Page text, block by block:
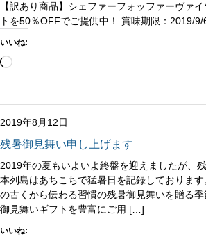
【訳あり商品】シェファーフォッファーヴァ
トを50％OFFでご提供中！ 賞味期限：2019/9/
いいね:
読
み
中…
2019年8月12日
残暑御見舞い申し上げます
2019年の夏もいよいよ終盤を迎えましたが、
本列島はあちこちで猛暑日を記録しておりま
の古くから伝わる習慣の残暑御見舞いを贈る
御見舞いギフトを豊富にご用 […]
いいね: